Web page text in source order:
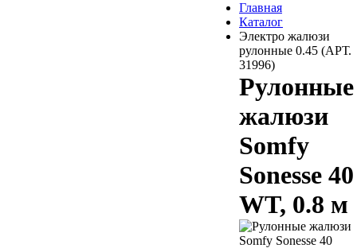
Главная
Каталог
Электро жалюзи
рулонные 0.45 (АРТ.
31996)
Рулонные
жалюзи
Somfy
Sonesse 40
WT, 0.8 м